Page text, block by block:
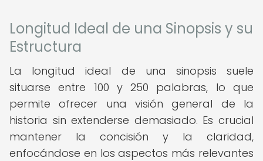
Longitud Ideal de una Sinopsis y su
Estructura
La longitud ideal de una sinopsis suele
situarse entre 100 y 250 palabras, lo que
permite ofrecer una visión general de la
historia sin extenderse demasiado. Es crucial
mantener la concisión y la claridad,
enfocándose en los aspectos más relevantes